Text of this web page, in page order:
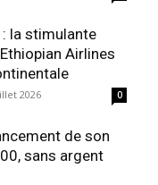
: la stimulante
Airlines
2026 0
de son
sans argent